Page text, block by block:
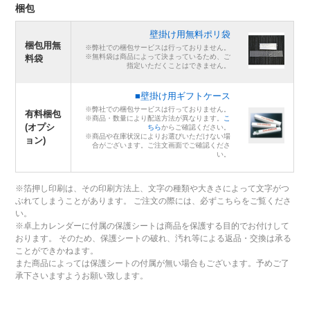
梱包
梱包用無
料袋
壁掛け用無料ポリ袋
※弊社での梱包サービスは行っておりません。
※無料袋は商品によって決まっているため、ご
指定いただくことはできません。
有料梱包
(オプシ
ョン)
■壁掛け用ギフトケース
※弊社での梱包サービスは行っておりません。
※商品・数量により配送方法が異なります。
こ
ちらからご確認ください。
※商品や在庫状況によりお選びいただけない場
合がございます。ご注文画面でご確認くださ
い。
※箔押し印刷は、その印刷方法上、文字の種類や大きさによって文字がつ
ぶれてしまうことがあります。 ご注文の際には、必ずこちらをご覧くださ
い。
※卓上カレンダーに付属の保護シートは商品を保護する目的でお付けして
おります。 そのため、保護シートの破れ、汚れ等による返品・交換は承る
ことができかねます。
また商品によっては保護シートの付属が無い場合もございます。予めご了
承下さいますようお願い致します。